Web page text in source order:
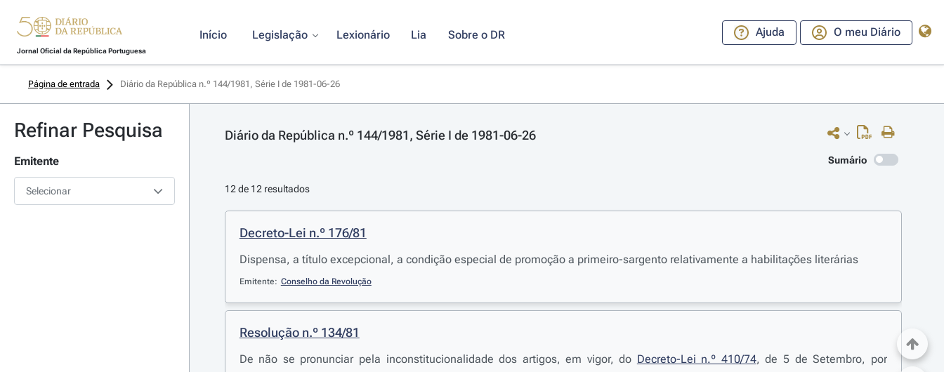
Jornal Oficial da República Portuguesa
Início Legislação Lexionário Lia Sobre o DR Ajuda O meu Diário
Página de entrada Diário da República n.º 144/1981, Série I de 1981-06-26
Refinar Pesquisa
Emitente
Selecionar
Diário da República n.º 144/1981, Série I de 1981-06-26
Sumário
12 de 12 resultados
Decreto-Lei n.º 176/81
Dispensa, a título excepcional, a condição especial de promoção a primeiro-sargento relativamente a habilitações literárias
Emitente: Conselho da Revolução
Resolução n.º 134/81
De não se pronunciar pela inconstitucionalidade dos artigos, em vigor, do Decreto-Lei n.º 410/74, de 5 de Setembro, por